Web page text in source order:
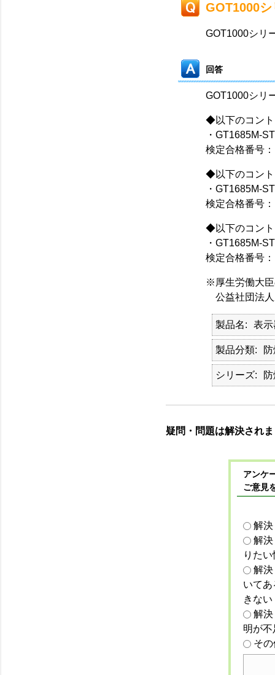
GOT1000
GOT1000シリ
回答
GOT1000シリ
◆以下のコント
・GT1685M-
検定合格番号
◆以下のコント
・GT1685M-
検定合格番号
◆以下のコント
・GT1685M-
検定合格番号
※厚生労働大
公益社団法人
製品名 表示
製品分類
シリーズ
疑問・問題は解決され
アンケ
ご意見
解
解
りた
解
いて
きない
解
明が
そ